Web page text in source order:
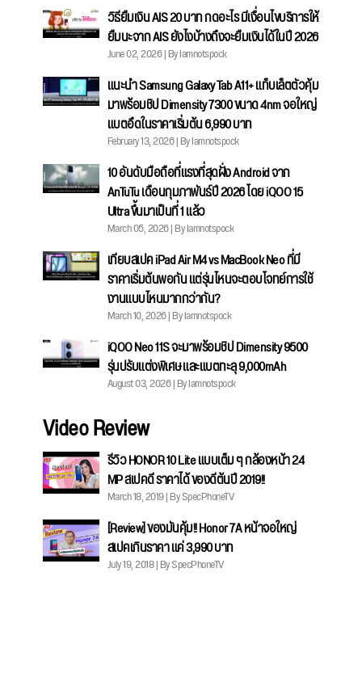
วิธียืมเงิน AIS 20 บาท กดอะไร มีเงื่อนไขบริการให้
ยืมนะจาก AIS ยังไงบ้างถึงจะยืมเงินได้ในปี 2026
June 02, 2026 | By Iamnotspock
แนะนำ Samsung Galaxy Tab A11+ แท็บเล็ตตัวคุ้ม
มาพร้อมชิป Dimensity 7300 ขนาด 4nm จอใหญ่
แบตอึดในราคาเริ่มต้น 6,990 บาท
February 13, 2026 | By Iamnotspock
10 อันดับมือถือที่แรงที่สุดฝั่ง Android จาก
AnTuTu เดือนกุมภาพันธ์ปี 2026 โดย iQOO 15
Ultra ขึ้นมาเป็นที่ 1 แล้ว
March 05, 2026 | By Iamnotspock
เทียบสเปค iPad Air M4 vs MacBook Neo ที่มี
ราคาเริ่มต้นพอกัน แต่รุ่นไหนจะตอบโจทย์การใช้
งานแบบไหนมากกว่ากัน?
March 10, 2026 | By Iamnotspock
iQOO Neo 11S จะมาพร้อมชิป Dimensity 9500
รุ่นปรับแต่งพิเศษ และแบตทะลุ 9,000mAh
August 03, 2026 | By Iamnotspock
Video Review
รีวิว HONOR 10 Lite แบบเต็ม ๆ กล้องหน้า 24
MP สเปคดี ราคาได้ ของดีต้นปี 2019!!
March 18, 2019 | By SpecPhoneTV
[Review] ของมันคุ้ม!! Honor 7A หน้าจอใหญ่
สเปคเกินราคา แค่ 3,990 บาท
July 19, 2018 | By SpecPhoneTV